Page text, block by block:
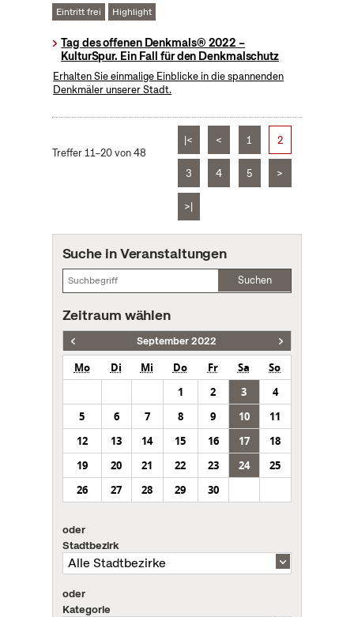
Eintritt frei Highlight
Tag des offenen Denkmals® 2022 –
KulturSpur. Ein Fall für den Denkmalschutz
Erhalten Sie einmalige Einblicke in die spannenden
Denkmäler unserer Stadt.
Treffer 11–20 von 48
|< < 1 2
3 4 5 >
>|
Suche in Veranstaltungen
Suchen
Zeitraum wählen
September 2022
Mo Di Mi Do Fr Sa
So
1
2 3
4
5
6 7 8 9 10
11
12
13 14 15 16 17
18
19
20 21 22 23 24
25
26
27 28 29 30
oder
Stadtbezirk
oder
Kategorie